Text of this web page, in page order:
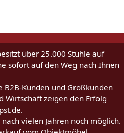
über 25.000 Stühle auf
sofort auf den Weg nach Ihnen
B2B-Kunden und Großkunden
Wirtschaft zeigen den Erfolg
vielen Jahren noch möglich.